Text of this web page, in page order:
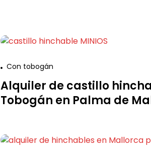
Con tobogán
Alquiler de castillo
Tobogán en Palma de